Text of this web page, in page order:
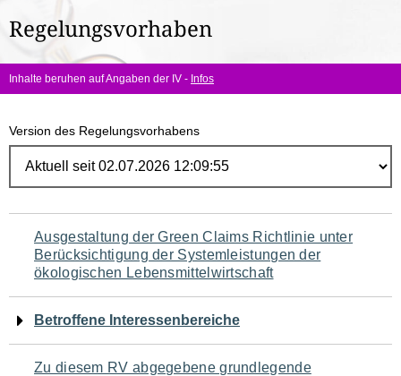
hier:
Regelungsvorhaben
Inhalte beruhen auf Angaben der IV - Infos
Version des Regelungsvorhabens
Navigation
für
den
Seiteninhalt
Ausgestaltung der Green Claims Richtlinie unter
Berücksichtigung der Systemleistungen der
ökologischen Lebensmittelwirtschaft
Betroffene Interessenbereiche
Zu diesem RV abgegebene grundlegende